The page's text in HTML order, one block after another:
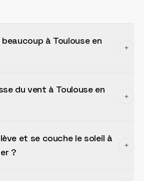
à Toulouse en
du vent à Toulouse en
et se couche le soleil à
?